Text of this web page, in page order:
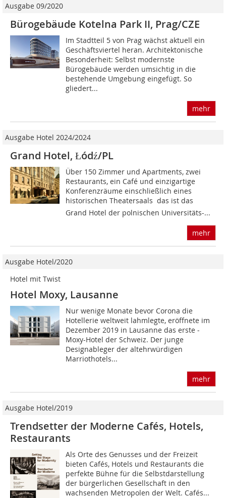
Ausgabe 09/2020
Bürogebäude Kotelna Park II, Prag/CZE
Im Stadtteil 5 von Prag wächst aktuell ein
Geschäftsviertel heran. Architektonische
Besonderheit: Selbst modernste
Bürogebäude werden umsichtig in die
bestehende Umgebung eingefügt. So
gliedert...
mehr
Ausgabe Hotel 2024/2024
Grand Hotel, Łódź/PL
Über 150 Zimmer und Apartments, zwei
Restaurants, ein Café und einzigartige
Konferenzräume einschließlich eines
historischen Theatersaals  das ist das
Grand Hotel der polnischen Universitäts-...
mehr
Ausgabe Hotel/2020
Hotel mit Twist
Hotel Moxy, Lausanne
Nur wenige Monate bevor Corona die
Hotellerie weltweit lahmlegte, eröffnete im
Dezember 2019 in Lausanne das erste ­
Moxy-Hotel der Schweiz. Der junge
Designableger der altehrwürdigen
Marriothotels...
mehr
Ausgabe Hotel/2019
Trendsetter der Moderne Cafés, Hotels,
Restaurants
Als Orte des Genusses und der Freizeit
bieten Cafés, Hotels und Restaurants die
perfekte Bühne für die Selbstdarstellung
der bürgerlichen Gesellschaft in den
wachsenden Metropolen der Welt. Cafés...